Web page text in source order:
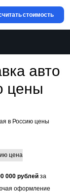
стоимость
авто
цены
в Россию цены
000 рублейза
оформление